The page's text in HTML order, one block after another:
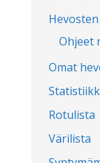
Ohjeet
Omat
Rotulista
Värilista